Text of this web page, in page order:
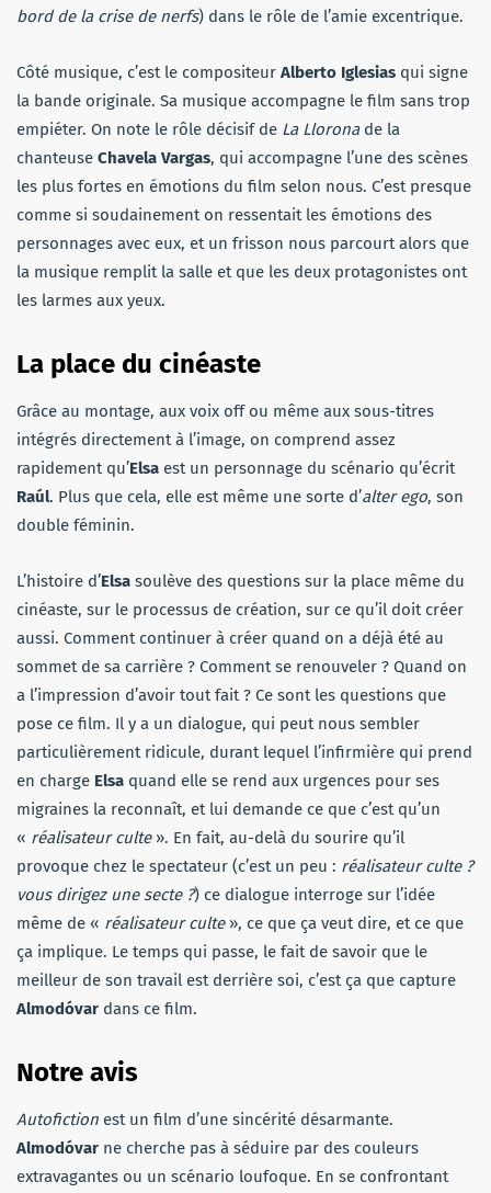
bord de la crise de nerfs) dans le rôle de l’amie excentrique.
Côté musique, c’est le compositeur Alberto Iglesias qui signe
la bande originale. Sa musique accompagne le film sans trop
empiéter. On note le rôle décisif de La Lloronade la
chanteuse Chavela Vargas, qui accompagne l’une des scènes
les plus fortes en émotions du film selon nous. C’est presque
comme si soudainement on ressentait les émotions des
personnages avec eux, et un frisson nous parcourt alors que
la musique remplit la salle et que les deux protagonistes ont
les larmes aux yeux.
La place du cinéaste
Grâce au montage, aux voix off ou même aux sous-titres
intégrés directement à l’image, on comprend assez
rapidement qu’Elsa est un personnage du scénario qu’écrit
Raúl. Plus que cela, elle est même une sorte d’alter ego, son
double féminin.
L’histoire d’Elsa soulève des questions sur la place même du
cinéaste, sur le processus de création, sur ce qu’il doit créer
aussi. Comment continuer à créer quand on a déjà été au
sommet de sa carrière ? Comment se renouveler ? Quand on
a l’impression d’avoir tout fait ? Ce sont les questions que
pose ce film. Il y a un dialogue, qui peut nous sembler
particulièrement ridicule, durant lequel l’infirmière qui prend
en charge Elsa quand elle se rend aux urgences pour ses
migraines la reconnaît, et lui demande ce que c’est qu’un
« réalisateur culte». En fait, au-delà du sourire qu’il
provoque chez le spectateur (c’est un peu : réalisateur culte ?
vous dirigez une secte ?) ce dialogue interroge sur l’idée
même de « réalisateur culte», ce que ça veut dire, et ce que
ça implique. Le temps qui passe, le fait de savoir que le
meilleur de son travail est derrière soi, c’est ça que capture
Almodóvar dans ce film.
Notre avis
Autofiction est un film d’une sincérité désarmante.
Almodóvar ne cherche pas à séduire par des couleurs
extravagantes ou un scénario loufoque. En se confrontant